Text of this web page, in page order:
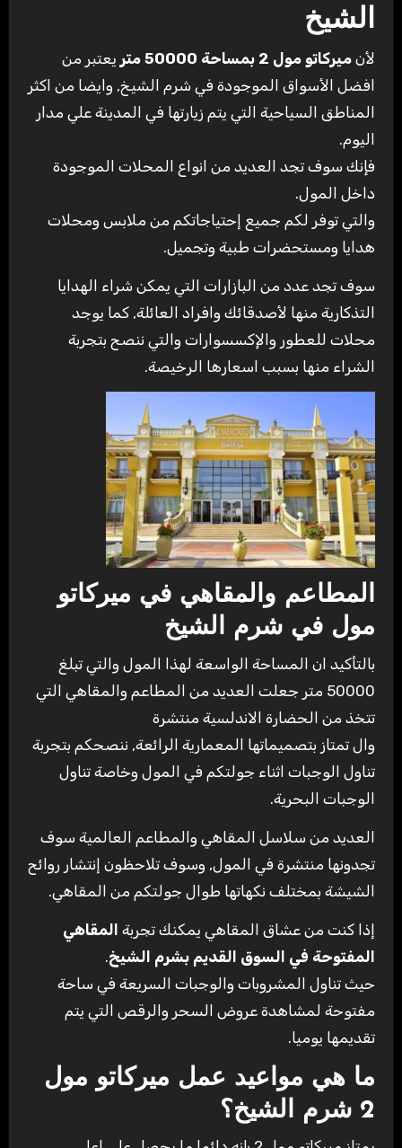
الشيخ
لأن ميركاتو مول 2 بمساحة 50000 متر
يعتبر من
افضل الأسواق الموجودة في شرم الشيخ, وايضا من اكثر
المناطق السياحية التي يتم زيارتها في المدينة علي مدار
اليوم.
فإنك سوف تجد العديد من انواع المحلات الموجودة
داخل المول.
والتي توفر لكم جميع إحتياجاتكم من ملابس ومحلات
هدايا ومستحضرات طبية وتجميل.
سوف تجد عدد من البازارات التي يمكن شراء الهدايا
التذكارية منها لأصدقائك وافراد العائلة, كما يوجد
محلات للعطور والإكسسوارات والتي ننصح بتجربة
الشراء منها بسبب اسعارها الرخيصة.
المطاعم والمقاهي في ميركاتو
مول في شرم الشيخ
بالتأكيد ان المساحة الواسعة لهذا المول والتي تبلغ
50000 متر جعلت العديد من المطاعم والمقاهي التي
تتخذ من الحضارة الاندلسية منتشرة
وال تمتاز بتصميماتها المعمارية الرائعة, ننصحكم بتجربة
تناول الوجبات اثناء جولتكم في المول وخاصة تناول
الوجبات البحرية.
العديد من سلاسل المقاهي والمطاعم العالمية سوف
تجدونها منتشرة في المول, وسوف تلاحظون إنتشار روائح
الشيشة بمختلف نكهاتها طوال جولتكم من المقاهي.
إذا كنت من عشاق المقاهي يمكنك تجربة المقاهي
المفتوحة في السوق القديم بشرم الشيخ.
حيث تناول المشروبات والوجبات السريعة في ساحة
مفتوحة لمشاهدة عروض السحر والرقص التي يتم
تقديمها يوميا.
ما هي مواعيد عمل ميركاتو مول
2 شرم الشيخ؟